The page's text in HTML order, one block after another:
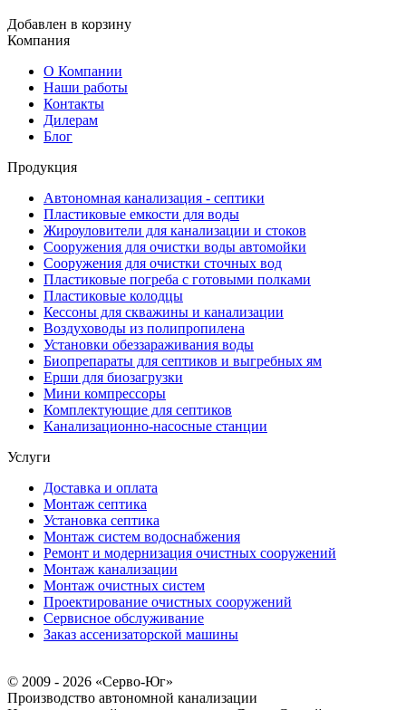
Добавлен в корзину
Компания
О Компании
Наши работы
Контакты
Дилерам
Блог
Продукция
Автономная канализация - септики
Пластиковые емкости для воды
Жироуловители для канализации и стоков
Сооружения для очистки воды автомойки
Сооружения для очистки сточных вод
Пластиковые погреба с готовыми полками
Пластиковые колодцы
Кессоны для скважины и канализации
Воздуховоды из полипропилена
Установки обеззараживания воды
Биопрепараты для септиков и выгребных ям
Ерши для биозагрузки
Мини компрессоры
Комплектующие для септиков
Канализационно-насосные станции
Услуги
Доставка и оплата
Монтаж септика
Установка септика
Монтаж систем водоснабжения
Ремонт и модернизация очистных сооружений
Монтаж канализации
Монтаж очистных систем
Проектирование очистных сооружений
Сервисное обслуживание
Заказ ассенизаторской машины
© 2009 - 2026 «Серво-Юг»
Производство автономной канализации